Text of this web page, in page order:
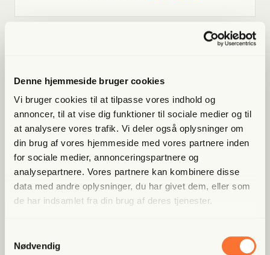
Denne hjemmeside bruger cookies
Vi bruger cookies til at tilpasse vores indhold og
annoncer, til at vise dig funktioner til sociale medier og til
at analysere vores trafik. Vi deler også oplysninger om
din brug af vores hjemmeside med vores partnere inden
for sociale medier, annonceringspartnere og
analysepartnere. Vores partnere kan kombinere disse
data med andre oplysninger, du har givet dem, eller som
de har indsamlet fra din brug af deres tjenester.
Nødvendig
Populære artikler
Fri Finans
Han mæn­ger sig med Putins
spid­ser og er ble­vet hædret for
Fri Ban­dit